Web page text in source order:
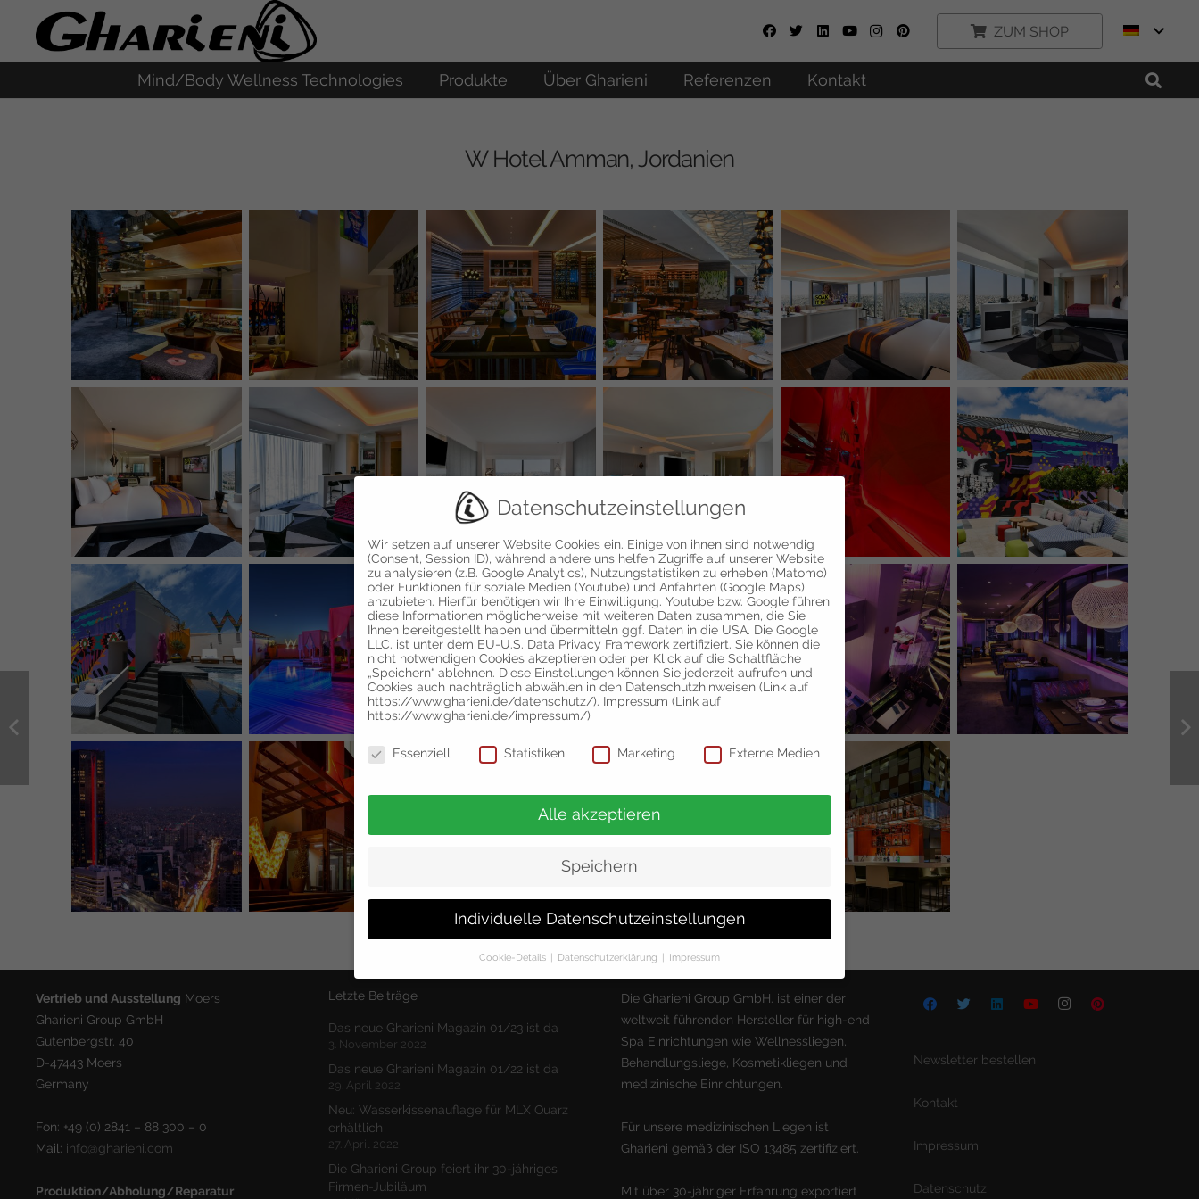
ZUM SHOP
Mind/Body Wellness Technologies Produkte Über Gharieni Referenzen Kontakt
W Hotel Amman, Jordanien
Vertrieb und Ausstellung Moers
Gharieni Group GmbH
Gutenbergstr. 40
D-47443 Moers
Germany
Fon: +49 (0) 2841 – 88 300 – 0
Mail: info@gharieni.com
Produktion/Abholung/Reparatur
Letzte Beiträge
Das neue Gharieni Magazin 01/23 ist da
3. November 2022
Das neue Gharieni Magazin 01/22 ist da
29. April 2022
Neu: Wasserkissenauflage für MLX Quarz
erhältlich
27. April 2022
Die Gharieni Group feiert ihr 30-jähriges
Firmen-Jubiläum
Die Gharieni Group GmbH. ist einer der
weltweit führenden Hersteller für high-end
Spa Einrichtungen wie Wellnessliegen,
Behandlungsliege, Kosmetikliegen und
medizinische Einrichtungen.
Für unsere medizinischen Liegen ist
Gharieni gemäß der ISO 13485 zertifiziert.
Mit über 30-jähriger Erfahrung exportiert
Newsletter bestellen
Kontakt
Impressum
Datenschutz
Datenschutzeinstellungen
Wir setzen auf unserer Website Cookies ein. Einige von ihnen sind notwendig
(Consent, Session ID), während andere uns helfen Zugriffe auf unserer Website
zu analysieren (z.B. Google Analytics), Nutzungstatistiken zu erheben (Matomo)
oder Funktionen für soziale Medien (Youtube) und Anfahrten (Google Maps)
anzubieten. Hierfür benötigen wir Ihre Einwilligung. Youtube bzw. Google führen
diese Informationen möglicherweise mit weiteren Daten zusammen, die Sie
Ihnen bereitgestellt haben und übermitteln ggf. Daten in die USA. Die Google
LLC. ist unter dem EU-U.S. Data Privacy Framework zertifiziert. Sie können die
nicht notwendigen Cookies akzeptieren oder per Klick auf die Schaltfläche
„Speichern“ ablehnen. Diese Einstellungen können Sie jederzeit aufrufen und
Cookies auch nachträglich abwählen in den Datenschutzhinweisen (Link auf
https://www.gharieni.de/datenschutz/). Impressum (Link auf
https://www.gharieni.de/impressum/)
Essenziell
Statistiken Marketing Externe Medien
Alle akzeptieren
Speichern
Individuelle Datenschutzeinstellungen
Cookie-Details Datenschutzerklärung Impressum
Datenschutzeinstellungen
Hier finden Sie eine Übersicht über alle verwendeten Cookies. Sie können Ihre
Einwilligung zu ganzen Kategorien geben oder sich weitere Informationen
anzeigen lassen und so nur bestimmte Cookies auswählen.
Alle akzeptieren
Datenschutzeinstellungen
Essenziell (1)
Essenzielle Cookies ermöglichen grundlegende Funktionen und sind für die einwandfreie
Funktion der Website erforderlich.